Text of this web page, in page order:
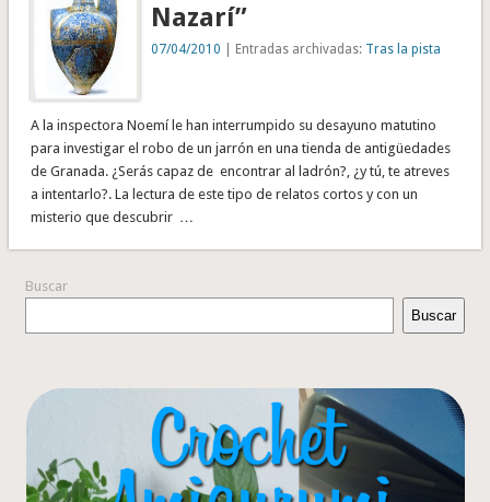
Nazarí”
07/04/2010 | Entradas archivadas: Tras la pista
A la inspectora Noemí le han interrumpido su desayuno matutino
para investigar el robo de un jarrón en una tienda de antigüedades
de Granada. ¿Serás capaz de encontrar al ladrón?, ¿y tú, te atreves
a intentarlo?. La lectura de este tipo de relatos cortos y con un
misterio que descubrir …
Buscar
Buscar